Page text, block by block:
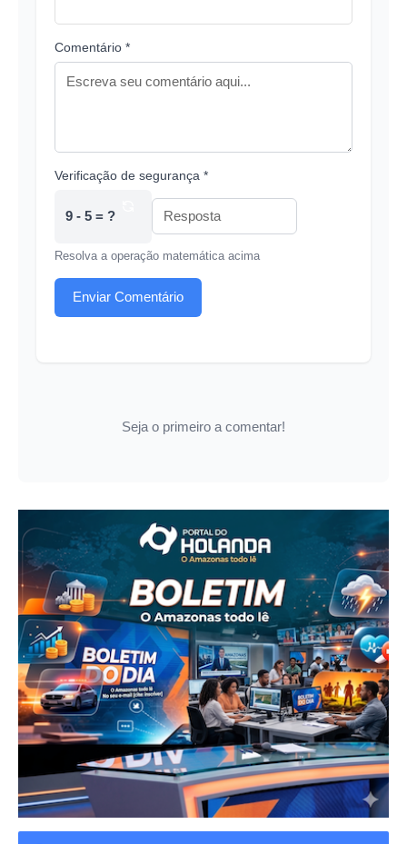
Comentário *
Verificação de segurança *
9 - 5 = ?
Resolva a operação matemática acima
Enviar Comentário
Seja o primeiro a comentar!